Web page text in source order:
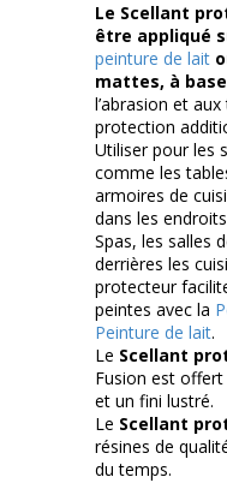
Le Scellant
être appliqué
peinture de lait
mattes, à base
l’abrasion et
protection
Utiliser pour les
comme les
armoires de
dans les
Spas, les salles
derrières les
protecteur
peintes avec la
Peinture de lait.
Le Scellant
Fusion est
et un fini lustré.
Le Scellant
résines de
du temps.